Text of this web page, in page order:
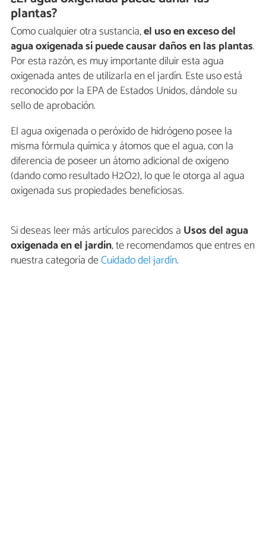
plantas?
Como cualquier otra sustancia,el uso en exceso del
agua oxigenada sí puede causar daños en las plantas.
Por esta razón, es muy importante diluir esta agua
oxigenada antes de utilizarla en el jardín. Este uso está
reconocido por la EPA de Estados Unidos, dándole su
sello de aprobación.
El agua oxigenada o peróxido de hidrógeno posee la
misma fórmula química y átomos que el agua, con la
diferencia de poseer un átomo adicional de oxígeno
(dando como resultado H2O2), lo que le otorga al agua
oxigenada sus propiedades beneficiosas.
Si deseas leer más artículos parecidos a Usos del agua
oxigenada en el jardín, te recomendamos que entres en
nuestra categoría deCuidado del jardín.